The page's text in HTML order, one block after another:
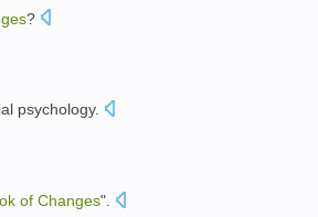
?
psychology.
of Changes".